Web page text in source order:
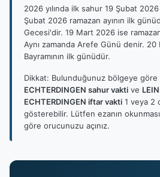
2026 yılında ilk sahur 19 Şubat
Şubat 2026 ramazan ayının ilk
Gecesi'dir. 19 Mart 2026 ise
Aynı zamanda Arefe Günü denir. 20
Bayramının ilk günüdür.
Dikkat: Bulunduğunuz bölgeye göre
ECHTERDINGEN sahur vakti ve
ECHTERDINGEN iftar vakti 1 veya 2
gösterebilir. Lütfen ezanın
göre orucunuzu açınız.